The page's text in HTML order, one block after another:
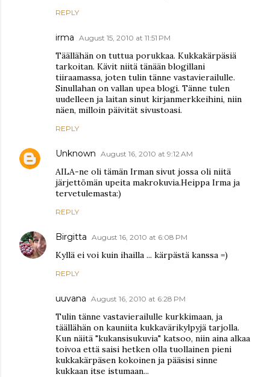
REPLY
irma August 15, 2010 at 11:51 PM
Täällähän on tuttua porukkaa. Kukkakärpäsiä
tarkoitan. Kävit niitä tänään blogillani
tiiraamassa, joten tulin tänne vastavierailulle.
Sinullahan on vallan upea blogi. Tänne tulen
uudelleen ja laitan sinut kirjanmerkkeihini, niin
näen, milloin päivität sivustoasi.
REPLY
Unknown August 16, 2010 at 9:12 AM
AILA-ne oli tämän Irman sivut jossa oli niitä
järjettömän upeita makrokuvia.Heippa Irma ja
tervetulemasta:)
REPLY
Birgitta August 16, 2010 at 6:08 PM
Kyllä ei voi kuin ihailla ... kärpästä kanssa =)
REPLY
uuvana August 16, 2010 at 6:28 PM
Tulin tänne vastavierailulle kurkkimaan, ja
täällähän on kauniita kukkavärikylpyjä tarjolla.
Kun näitä "kukansisukuvia" katsoo, niin aina alkaa
toivoa että saisi hetken olla tuollainen pieni
kukkakärpäsen kokoinen ja pääsisi sinne
kukkaan itse istumaan...